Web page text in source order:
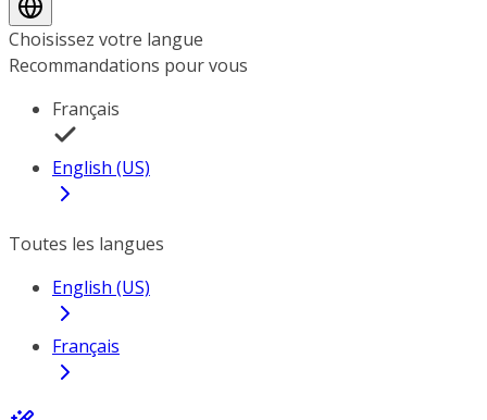
Choisissez votre langue
Recommandations pour vous
Français
English (US)
Toutes les langues
English (US)
Français